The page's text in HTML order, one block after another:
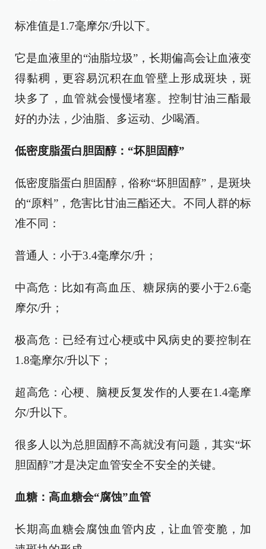
标准值是1.7毫摩尔/升以下。
它是血液里的“油脂垃圾”，长期偏高会让血液变
得黏稠，更容易沉积在血管壁上形成斑块，斑
块多了，血管就会慢慢堵塞。控制甘油三酯最
好的办法，少油脂、多运动、少喝酒。
低密度脂蛋白胆固醇：“坏胆固醇”
低密度脂蛋白胆固醇，俗称“坏胆固醇”，是斑块
的“原料”，危害比甘油三酯还大。不同人群的标
准不同：
普通人：小于3.4毫摩尔/升；
中高危：比如有高血压、糖尿病的要小于2.6毫
摩尔/升；
极高危：已经有过心梗或中风病史的要控制在
1.8毫摩尔/升以下；
超高危：心梗、脑梗反复发作的人要在1.4毫摩
尔/升以下。
很多人以为总胆固醇不高就没有问题，其实“坏
胆固醇”才是决定血管安全不安全的关键。
血糖：高血糖会“腐蚀”血管
长期高血糖会腐蚀血管内皮，让血管变脆，加